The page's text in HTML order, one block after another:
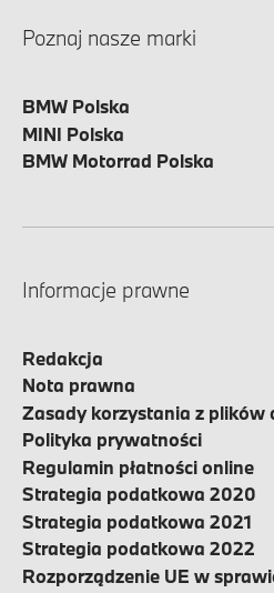
Poznaj nasze marki
BMW Polska
MINI Polska
BMW Motorrad Polska
Informacje prawne
Redakcja
Nota prawna
Zasady korzystania z plików
Polityka prywatności
Regulamin płatności online
Strategia podatkowa 2020
Strategia podatkowa 2021
Strategia podatkowa 2022
Rozporządzenie UE w